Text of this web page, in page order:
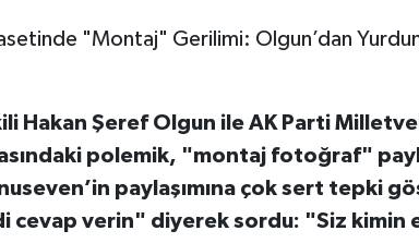
"Montaj" Gerilimi: Olgun’dan
Hakan Şeref Olgun ile AK Parti
polemik, "montaj fotoğraf"
paylaşımına çok sert tepki
cevap verin" diyerek sordu: "Siz kimin